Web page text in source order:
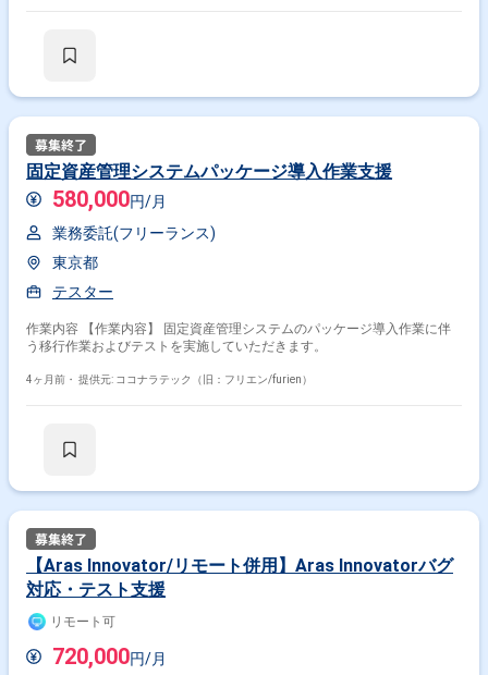
固定資産管理システムパッケージ導入作業支援
580,000円/月
業務委託(フリーランス)
東京都
テスター
作業内容 【作業内容】 固定資産管理システムのパッケージ導入作業に伴
う移行作業およびテストを実施していただきます。
4ヶ月前・ 提供元: ココナラテック（旧：フリエン/furien）
【Aras Innovator/リモート併用】Aras Innovatorバグ
対応・テスト支援
リモート可
720,000円/月